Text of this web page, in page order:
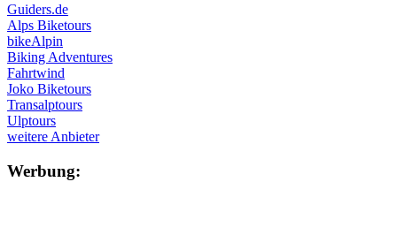
Guiders.de
Alps Biketours
bikeAlpin
Biking Adventures
Fahrtwind
Joko Biketours
Transalptours
Ulptours
weitere Anbieter
Werbung: